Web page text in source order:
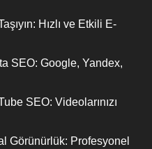
Hızlı ve Etkili E-
SEO: Google, Yandex,
SEO: Videolarınızı
Görünürlük: Profesyonel